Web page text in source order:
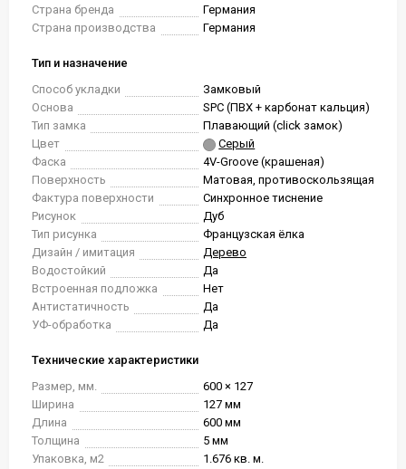
Страна бренда
Германия
Страна производства
Германия
Тип и назначение
Способ укладки
Замковый
Основа
SPC (ПВХ + карбонат кальция)
Тип замка
Плавающий (click замок)
Цвет
Серый
Фаска
4V-Groove (крашеная)
Поверхность
Матовая, противоскользящая
Фактура поверхности
Синхронное тиснение
Рисунок
Дуб
Тип рисунка
Французская ёлка
Дизайн / имитация
Дерево
Водостойкий
Да
Встроенная подложка
Нет
Антистатичность
Да
УФ-обработка
Да
Технические характеристики
Размер, мм.
600 × 127
Ширина
127 мм
Длина
600 мм
Толщина
5 мм
Упаковка, м2
1.676 кв. м.